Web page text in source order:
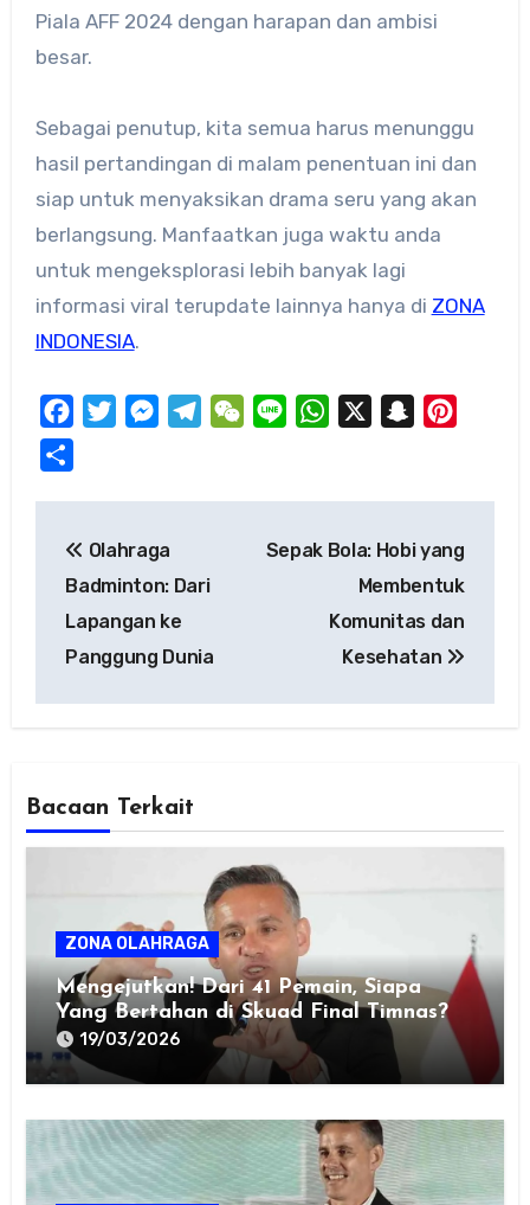
Piala AFF 2024 dengan harapan dan ambisi
besar.
Sebagai penutup, kita semua harus menunggu
hasil pertandingan di malam penentuan ini dan
siap untuk menyaksikan drama seru yang akan
berlangsung. Manfaatkan juga waktu anda
untuk mengeksplorasi lebih banyak lagi
informasi viral terupdate lainnya hanya di ZONA
INDONESIA.
FacebookTwitterMessengerTelegramWeChat
Line WhatsApp Snapchat
navigation
Olahraga
Badminton: Dari
Lapangan ke
Panggung Dunia
Sepak Bola: Hobi yang
Membentuk
Komunitas dan
Kesehatan
Bacaan Terkait
ZONA OLAHRAGA
Mengejutkan! Dari 41 Pemain, Siapa
Yang Bertahan di Skuad Final Timnas?
19/03/2026